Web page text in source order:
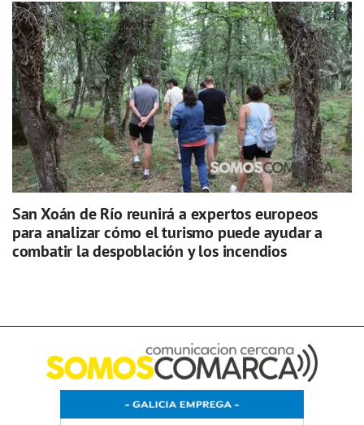
San Xoán de Río reunirá a expertos europeos
para analizar cómo el turismo puede ayudar a
combatir la despoblación y los incendios